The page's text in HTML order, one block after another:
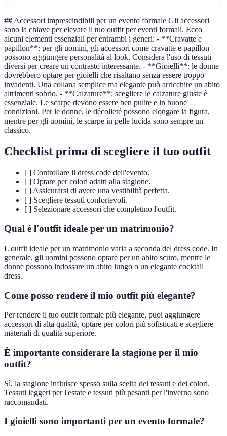
## Accessori imprescindibili per un evento formale Gli accessori
sono la chiave per elevare il tuo outfit per eventi formali. Ecco
alcuni elementi essenziali per entrambi i generi: - **Cravatte e
papillon**: per gli uomini, gli accessori come cravatte e papillon
possono aggiungere personalità al look. Considera l'uso di tessuti
diversi per creare un contrasto interessante. - **Gioielli**: le donne
dovrebbero optare per gioielli che risaltano senza essere troppo
invadenti. Una collana semplice ma elegante può arricchire un abito
altrimenti sobrio. - **Calzature**: scegliere le calzature giuste è
essenziale. Le scarpe devono essere ben pulite e in buone
condizioni. Per le donne, le décolleté possono elongare la figura,
mentre per gli uomini, le scarpe in pelle lucida sono sempre un
classico.
Checklist prima di scegliere il tuo outfit
[ ] Controllare il dress code dell'evento.
[ ] Optare per colori adatti alla stagione.
[ ] Assicurarsi di avere una vestibilità perfetta.
[ ] Scegliere tessuti confortevoli.
[ ] Selezionare accessori che completino l'outfit.
Qual è l'outfit ideale per un matrimonio?
L'outfit ideale per un matrimonio varia a seconda del dress code. In
generale, gli uomini possono optare per un abito scuro, mentre le
donne possono indossare un abito lungo o un elegante cocktail
dress.
Come posso rendere il mio outfit più elegante?
Per rendere il tuo outfit formale più elegante, puoi aggiungere
accessori di alta qualità, optare per colori più sofisticati e scegliere
materiali di qualità superiore.
È importante considerare la stagione per il mio
outfit?
Sì, la stagione influisce spesso sulla scelta dei tessuti e dei colori.
Tessuti leggeri per l'estate e tessuti più pesanti per l'inverno sono
raccomandati.
I gioielli sono importanti per un evento formale?